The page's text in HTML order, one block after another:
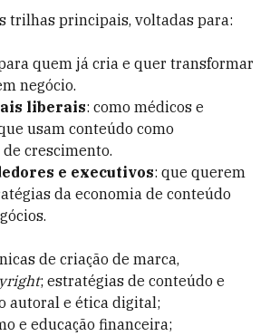
trilhas principais, voltadas para:
quem já cria e quer transformar
negócio.
liberais: como médicos e
usam conteúdo como
crescimento.
e executivos: que querem
da economia de conteúdo
de criação de marca,
; estratégias de conteúdo e
autoral e ética digital;
e educação financeira;